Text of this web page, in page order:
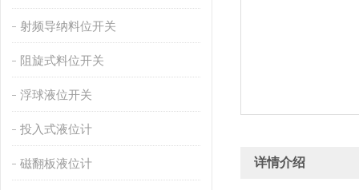
射频导纳料位开关
阻旋式料位开关
浮球液位开关
投入式液位计
磁翻板液位计 详情介绍